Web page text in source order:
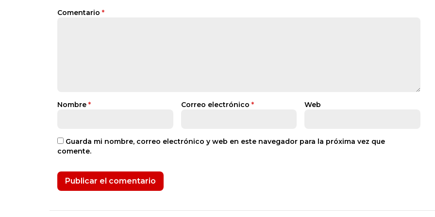
Comentario *
Nombre * Correo electrónico * Web
Guarda mi nombre, correo electrónico y web en este navegador para la próxima vez que
comente.